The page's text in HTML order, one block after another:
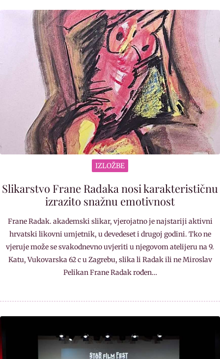
IZLOŽBE
Slikarstvo Frane Radaka nosi karakterističnu
izrazito snažnu emotivnost
Frane Radak. akademski slikar, vjerojatno je najstariji aktivni
hrvatski likovni umjetnik, u devedeset i drugoj godini. Tko ne
vjeruje može se svakodnevno uvjeriti u njegovom atelijeru na 9.
Katu, Vukovarska 62 c u Zagrebu, slika li Radak ili ne Miroslav
Pelikan Frane Radak rođen…